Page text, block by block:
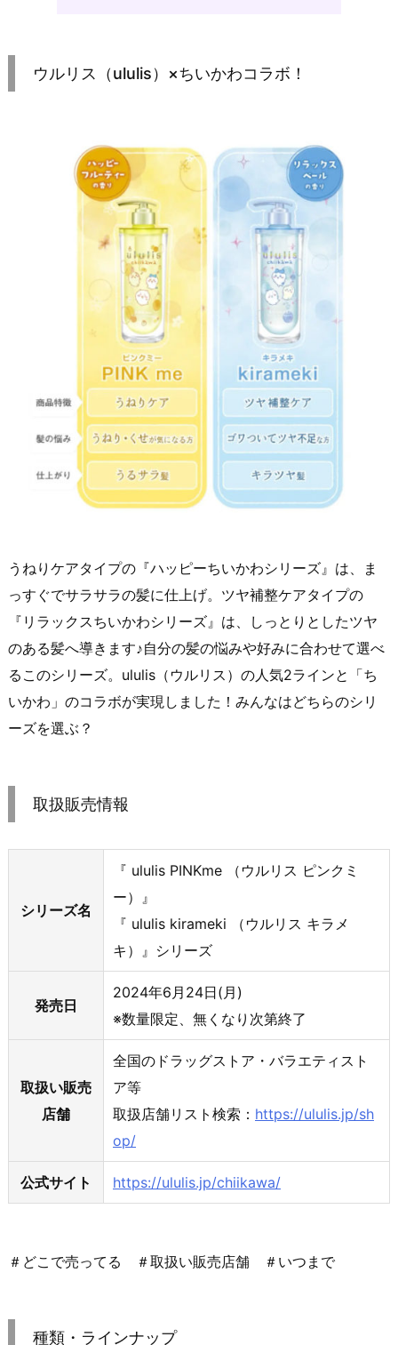
ウルリス（ululis）×ちいかわコラボ！
うねりケアタイプの『ハッピーちいかわシリーズ』は、ま
っすぐでサラサラの髪に仕上げ。ツヤ補整ケアタイプの
『リラックスちいかわシリーズ』は、しっとりとしたツヤ
のある髪へ導きます♪自分の髪の悩みや好みに合わせて選べ
るこのシリーズ。ululis（ウルリス）の人気2ラインと「ち
いかわ」のコラボが実現しました！みんなはどちらのシリ
ーズを選ぶ？
取扱販売情報
シリーズ名
『 ululis PINKme （ウルリス ピンクミ
ー）』
『 ululis kirameki （ウルリス キラメ
キ）』シリーズ
発売日
2024年6月24日(月)
※数量限定、無くなり次第終了
取扱い販売
店舗
全国のドラッグストア・バラエティスト
ア等
取扱店舗リスト検索： https://ululis.jp/sh
op/
公式サイト https://ululis.jp/chiikawa/
＃どこで売ってる ＃取扱い販売店舗 ＃いつまで
種類・ラインナップ